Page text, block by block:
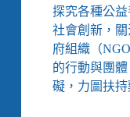
探究各種公益
社會創新，
府組織（
的行動與團
礙，力圖扶持